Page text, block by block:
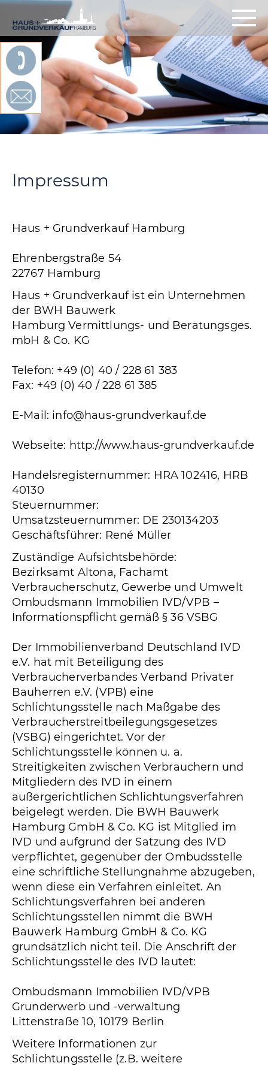
Impressum
Haus + Grundverkauf Hamburg
Ehrenbergstraße 54
22767 Hamburg
Haus + Grundverkauf ist ein Unternehmen
der BWH Bauwerk
Hamburg Vermittlungs- und Beratungsges.
mbH & Co. KG
Telefon: +49 (0) 40 / 228 61 383
Fax: +49 (0) 40 / 228 61 385
E-Mail: info@haus-grundverkauf.de
Webseite: http://www.haus-grundverkauf.de
Handelsregisternummer: HRA 102416, HRB
40130
Steuernummer:
Umsatzsteuernummer: DE 230134203
Geschäftsführer: René Müller
Zuständige Aufsichtsbehörde:
Bezirksamt Altona, Fachamt
Verbraucherschutz, Gewerbe und Umwelt
Ombudsmann Immobilien IVD/VPB –
Informationspflicht gemäß § 36 VSBG
Der Immobilienverband Deutschland IVD
e.V. hat mit Beteiligung des
Verbraucherverbandes Verband Privater
Bauherren e.V. (VPB) eine
Schlichtungsstelle nach Maßgabe des
Verbraucherstreitbeilegungsgesetzes
(VSBG) eingerichtet. Vor der
Schlichtungsstelle können u. a.
Streitigkeiten zwischen Verbrauchern und
Mitgliedern des IVD in einem
außergerichtlichen Schlichtungsverfahren
beigelegt werden. Die BWH Bauwerk
Hamburg GmbH & Co. KG ist Mitglied im
IVD und aufgrund der Satzung des IVD
verpflichtet, gegenüber der Ombudsstelle
eine schriftliche Stellungnahme abzugeben,
wenn diese ein Verfahren einleitet. An
Schlichtungsverfahren bei anderen
Schlichtungsstellen nimmt die BWH
Bauwerk Hamburg GmbH & Co. KG
grundsätzlich nicht teil. Die Anschrift der
Schlichtungsstelle des IVD lautet:
Ombudsmann Immobilien IVD/VPB
Grunderwerb und -verwaltung
Littenstraße 10, 10179 Berlin
Weitere Informationen zur
Schlichtungsstelle (z.B. weitere